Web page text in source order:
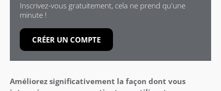
Inscrivez-vous gratuitement, cela ne prend qu'une
minute !
CRÉER UN COMPTE
Améliorez significativement la façon dont vous